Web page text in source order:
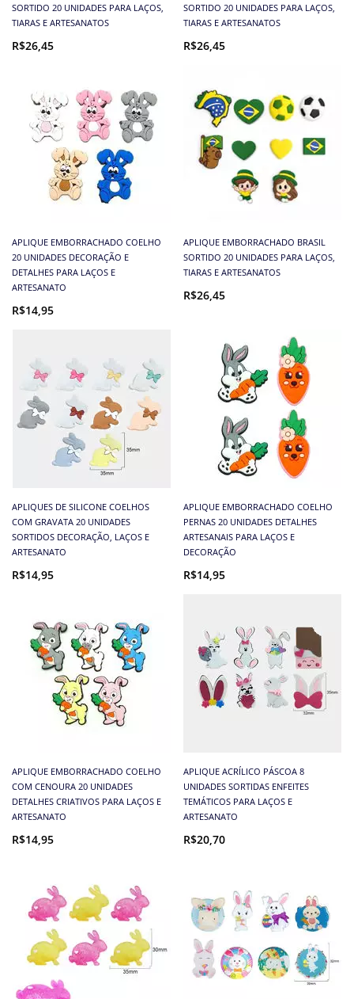
SORTIDO 20 UNIDADES PARA LAÇOS,
TIARAS E ARTESANATOS
R$26,45
SORTIDO 20 UNIDADES PARA LAÇOS,
TIARAS E ARTESANATOS
R$26,45
APLIQUE EMBORRACHADO COELHO
20 UNIDADES DECORAÇÃO E
DETALHES PARA LAÇOS E
ARTESANATO
R$14,95
APLIQUE EMBORRACHADO BRASIL
SORTIDO 20 UNIDADES PARA LAÇOS,
TIARAS E ARTESANATOS
R$26,45
APLIQUES DE SILICONE COELHOS
COM GRAVATA 20 UNIDADES
SORTIDOS DECORAÇÃO, LAÇOS E
ARTESANATO
R$14,95
APLIQUE EMBORRACHADO COELHO
PERNAS 20 UNIDADES DETALHES
ARTESANAIS PARA LAÇOS E
DECORAÇÃO
R$14,95
APLIQUE EMBORRACHADO COELHO
COM CENOURA 20 UNIDADES
DETALHES CRIATIVOS PARA LAÇOS E
ARTESANATO
R$14,95
APLIQUE ACRÍLICO PÁSCOA 8
UNIDADES SORTIDAS ENFEITES
TEMÁTICOS PARA LAÇOS E
ARTESANATO
R$20,70